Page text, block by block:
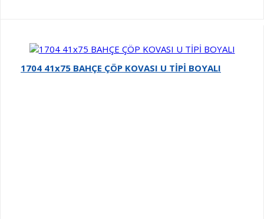
1704 41x75 BAHÇE ÇÖP KOVASI U TİPİ BOYALI